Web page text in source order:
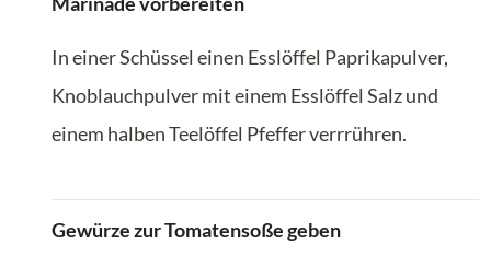
In einer Schüssel einen Esslöffel Paprikapulver,
Knoblauchpulver mit einem Esslöffel Salz und
einem halben Teelöffel Pfeffer verrrühren.
Gewürze zur Tomatensoße geben